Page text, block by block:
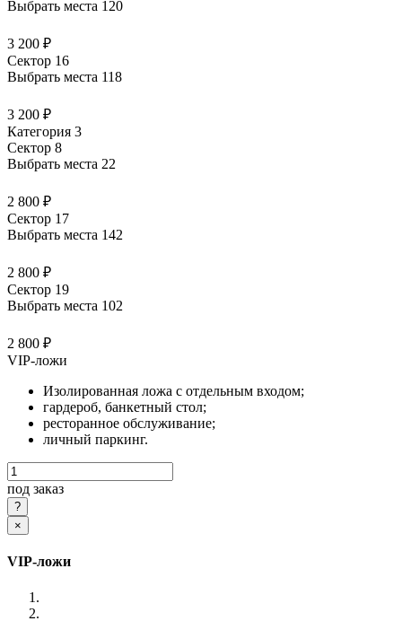
Выбрать места 120
3 200 ₽
Сектор 16
Выбрать места 118
3 200 ₽
Категория 3
Сектор 8
Выбрать места 22
2 800 ₽
Сектор 17
Выбрать места 142
2 800 ₽
Сектор 19
Выбрать места 102
2 800 ₽
VIP-ложи
Изолированная ложа с отдельным входом;
гардероб, банкетный стол;
ресторанное обслуживание;
личный паркинг.
под заказ
×
VIP-ложи